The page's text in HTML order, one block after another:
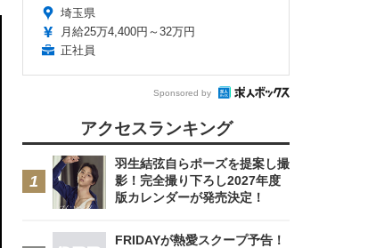
埼玉県
月給25万4,400円～32万円
正社員
Sponsored by
アクセスランキング
羽生結弦自らポーズを提案し撮
影！完全撮り下ろし2027年度
版カレンダーが発売決定！
FRIDAYが熱愛スクープ予告！